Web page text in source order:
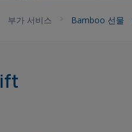
부가 서비스 Bamboo 선물